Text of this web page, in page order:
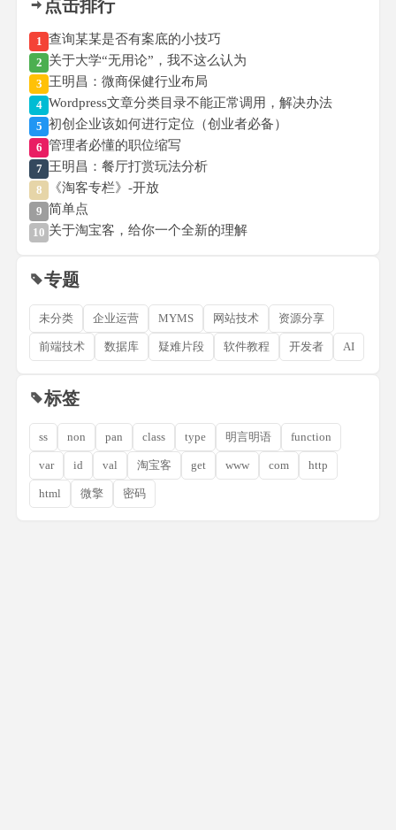
点击排行
1 查询某某是否有案底的小技巧
2 关于大学“无用论”，我不这么认为
3 王明昌：微商保健行业布局
4 Wordpress文章分类目录不能正常调用，解决办法
5 初创企业该如何进行定位（创业者必备）
6 管理者必懂的职位缩写
7 王明昌：餐厅打赏玩法分析
8 《淘客专栏》-开放
9 简单点
10 关于淘宝客，给你一个全新的理解
专题
未分类 企业运营 MYMS 网站技术 资源分享
前端技术 数据库 疑难片段 软件教程 开发者 AI
标签
ss non pan class type 明言明语 function
var id val 淘宝客 get www com http
html 微擎 密码